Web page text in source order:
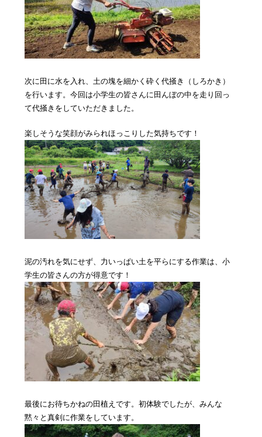
次に田に水を入れ、土の塊を細かく砕く代掻き（しろかき）
を行います。今回は小学生の皆さんに田んぼの中を走り回っ
て代掻きをしていただきました。
楽しそうな笑顔がみられほっこりした気持ちです！
泥の汚れを気にせず、力いっぱい土を平らにする作業は、小
学生の皆さんの方が得意です！
最後にお待ちかねの田植えです。初体験でしたが、みんな
黙々と真剣に作業をしています。